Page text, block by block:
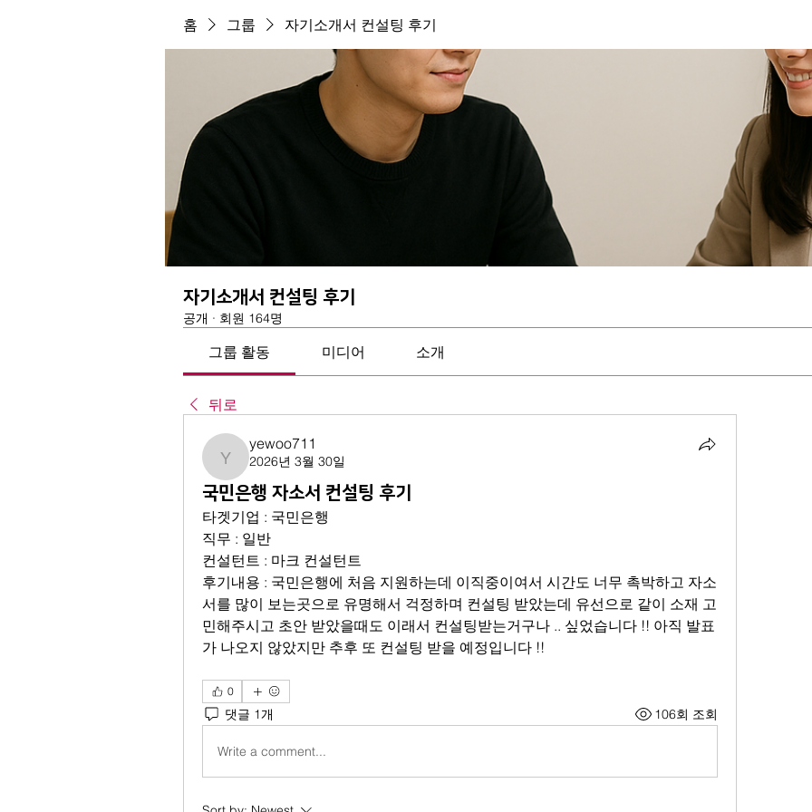
홈 그룹 자기소개서 컨설팅 후기
자기소개서 컨설팅 후기
공개 · 회원 164명
그룹 활동 미디어 소개
뒤로
yewoo711
yewoo711
2026년 3월 30일
국민은행 자소서 컨설팅 후기
타겟기업 : 국민은행
직무 : 일반
컨설턴트 : 마크 컨설턴트
후기내용 : 국민은행에 처음 지원하는데 이직중이여서 시간도 너무 촉박하고 자소
서를 많이 보는곳으로 유명해서 걱정하며 컨설팅 받았는데 유선으로 같이 소재 고
민해주시고 초안 받았을때도 이래서 컨설팅받는거구나 .. 싶었습니다 !! 아직 발표
가 나오지 않았지만 추후 또 컨설팅 받을 예정입니다 !!
0
댓글 1개 106회 조회
Write a comment...